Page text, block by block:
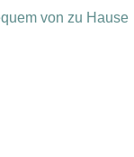
von zu Hause